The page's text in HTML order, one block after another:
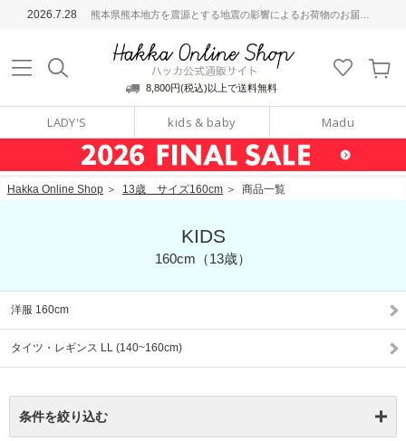
2026.7.28 熊本県熊本地方を震源とする地震の影響によるお荷物のお届けについて
8,800円(税込)以上で送料無料
LADY'S kids & baby Madu
通販サイト
Hakka Online Shop ＞ 13歳 サイズ160cm ＞ 商品一覧
KIDS
160cm（13歳）
洋服 160cm
タイツ・レギンス LL (140~160cm)
条件を絞り込む